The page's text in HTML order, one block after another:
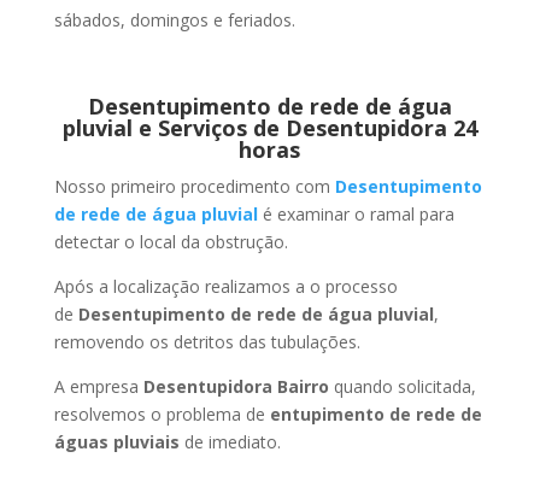
sábados, domingos e feriados.
Desentupimento de rede de água
pluvial e Serviços de Desentupidora 24
horas
Nosso primeiro procedimento com Desentupimento
de rede de água pluvialé examinar o ramal para
detectar o local da obstrução.
Após a localização realizamos a o processo
de Desentupimento de rede de água pluvial,
removendo os detritos das tubulações.
A empresa Desentupidora Bairro quando solicitada,
resolvemos o problema de entupimento de rede de
águas pluviais de imediato.